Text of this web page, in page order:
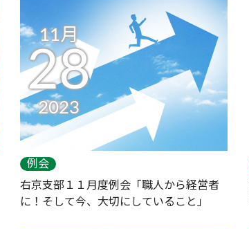
11月
28
2023
例会
右京支部１１月度例会「職人から経営者
に！そして今、大切にしていること」